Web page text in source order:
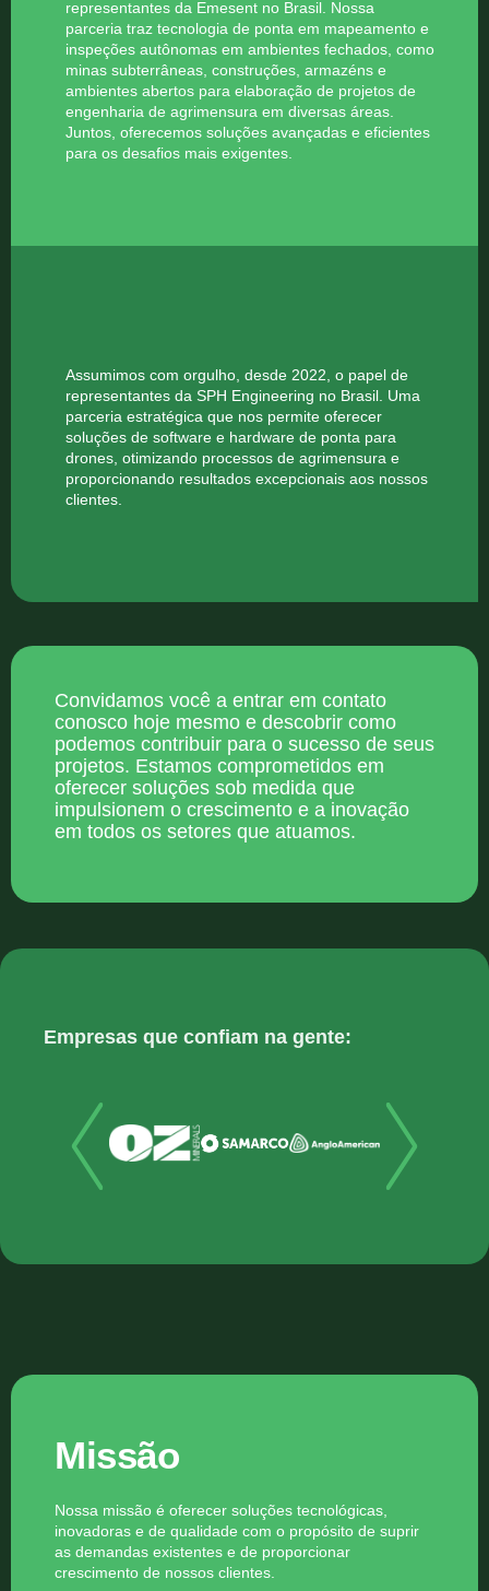
representantes da Emesent no Brasil. Nossa
parceria traz tecnologia de ponta em mapeamento e
inspeções autônomas em ambientes fechados, como
minas subterrâneas, construções, armazéns e
ambientes abertos para elaboração de projetos de
engenharia de agrimensura em diversas áreas.
Juntos, oferecemos soluções avançadas e eficientes
para os desafios mais exigentes.
Assumimos com orgulho, desde 2022, o papel de
representantes da SPH Engineering no Brasil. Uma
parceria estratégica que nos permite oferecer
soluções de software e hardware de ponta para
drones, otimizando processos de agrimensura e
proporcionando resultados excepcionais aos nossos
clientes.
Convidamos você a entrar em contato
conosco hoje mesmo e descobrir como
podemos contribuir para o sucesso de seus
projetos. Estamos comprometidos em
oferecer soluções sob medida que
impulsionem o crescimento e a inovação
em todos os setores que atuamos.
Empresas que confiam na gente:
Missão
Nossa missão é oferecer soluções tecnológicas,
inovadoras e de qualidade com o propósito de suprir
as demandas existentes e de proporcionar
crescimento de nossos clientes.